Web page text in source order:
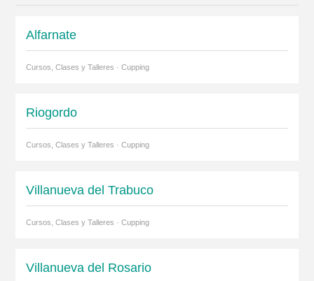
Alfarnate
Cursos, Clases y Talleres · Cupping
Riogordo
Cursos, Clases y Talleres · Cupping
Villanueva del Trabuco
Cursos, Clases y Talleres · Cupping
Villanueva del Rosario